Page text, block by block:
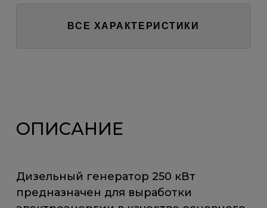
ВСЕ ХАРАКТЕРИСТИКИ
ОПИСАНИЕ
Дизельный генератор 250 кВт
предназначен для выработки